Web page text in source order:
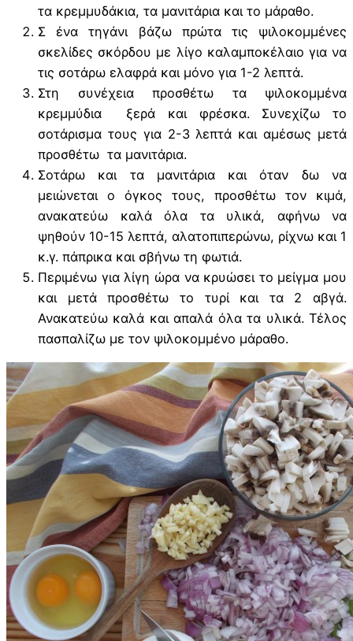
τα κρεμμυδάκια, τα μανιτάρια και το μάραθο.
Σ ένα τηγάνι βάζω πρώτα τις ψιλοκομμένες
σκελίδες σκόρδου με λίγο καλαμποκέλαιο για να
τις σοτάρω ελαφρά και μόνο για 1-2 λεπτά.
Στη συνέχεια προσθέτω τα ψιλοκομμένα
κρεμμύδια ξερά και φρέσκα. Συνεχίζω το
σοτάρισμα τους για 2-3 λεπτά και αμέσως μετά
προσθέτω τα μανιτάρια.
Σοτάρω και τα μανιτάρια και όταν δω να
μειώνεται ο όγκος τους, προσθέτω τον κιμά,
ανακατεύω καλά όλα τα υλικά, αφήνω να
ψηθούν 10-15 λεπτά, αλατοπιπερώνω, ρίχνω και 1
κ.γ. πάπρικα και σβήνω τη φωτιά.
Περιμένω για λίγη ώρα να κρυώσει το μείγμα μου
και μετά προσθέτω το τυρί και τα 2 αβγά.
Ανακατεύω καλά και απαλά όλα τα υλικά. Τέλος
πασπαλίζω με τον ψιλοκομμένο μάραθο.